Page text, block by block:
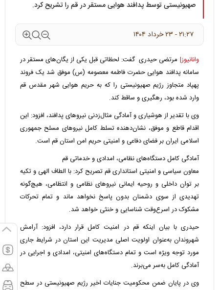
صهیونیستی توسط پدافند هوایی مستقر در قم را تشریح کرد.
۲۱:۲۷ - ۲۳ خرداد ۱۴۰۴
وانانیوز| مرتضی حیدری گفت: لحظاتی قبل یکی از یگان‌های مستقر در
سامانه پدافند هوایی حضرت فاطمه معصومه (س) موفق شد یک فروند
پهپاد متجاوز رژیم صهیونیستی را که به حریم هوایی شهر مقدس قم
وارد شده بود، رهگیری و ساقط کند.
وی با تقدیر از هوشیاری و آمادگی مثال‌زدنی نیرو‌های پدافند، افزود: این
اقدام قاطع و موفق، نشان‌دهنده تسلط کامل نیرو‌های مسلح جمهوری
اسلامی ایران بر فضای دفاعی و امنیتی حریم امن استان قم است.
آمادگی کامل دستگاه‌های نظامی، امدادی و خدماتی قم
معاون سیاسی و امنیتی استانداری قم تصریح کرد: با الطاف الهی و تکیه
بر توان داخلی و روحیه ایمانی نیرو‌های نظامی و انتظامی، هیچ‌گونه
تهدیدی از سوی دشمنان بدون پاسخ نخواهد ماند و تمام تحرکات
مشکوک در اسرع‌وقت شناسایی و خنثی خواهد شد.
حیدری با بیان اینکه قم در امنیت کامل قرار دارد، افزود: آرامش
شهروندان به‌عنوان اولویت اصلی مدیریت این استان در شرایط جاری
مورد توجه ویژه است و تمام دستگاه‌های امنیتی، امدادی و اجرایی در
آمادگی کامل به‌سر می‌برند.
وی در پایان ضمن محکومیت جنایات اخیر رژیم صهیونیستی در سطح